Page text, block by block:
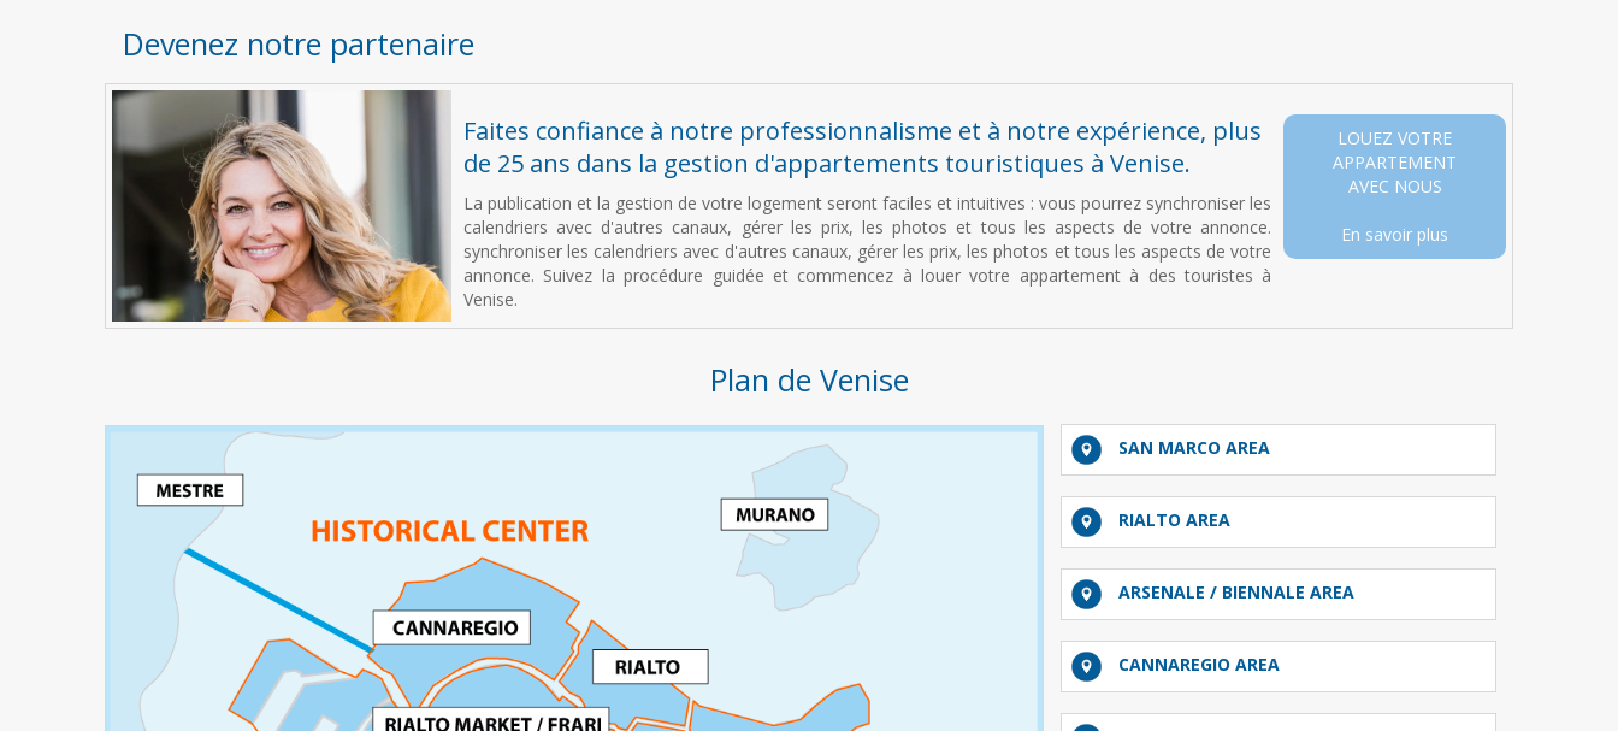
Devenez notre partenaire
Faites confiance à notre professionnalisme et à notre expérience, plus
de 25 ans dans la gestion d'appartements touristiques à Venise.
La publication et la gestion de votre logement seront faciles et intuitives : vous pourrez synchroniser les
calendriers avec d'autres canaux, gérer les prix, les photos et tous les aspects de votre annonce.
synchroniser les calendriers avec d'autres canaux, gérer les prix, les photos et tous les aspects de votre
annonce. Suivez la procédure guidée et commencez à louer votre appartement à des touristes à
Venise.
LOUEZ VOTRE
APPARTEMENT
AVEC NOUS
En savoir plus
Plan de Venise
SAN MARCO AREA
RIALTO AREA
ARSENALE / BIENNALE AREA
CANNAREGIO AREA